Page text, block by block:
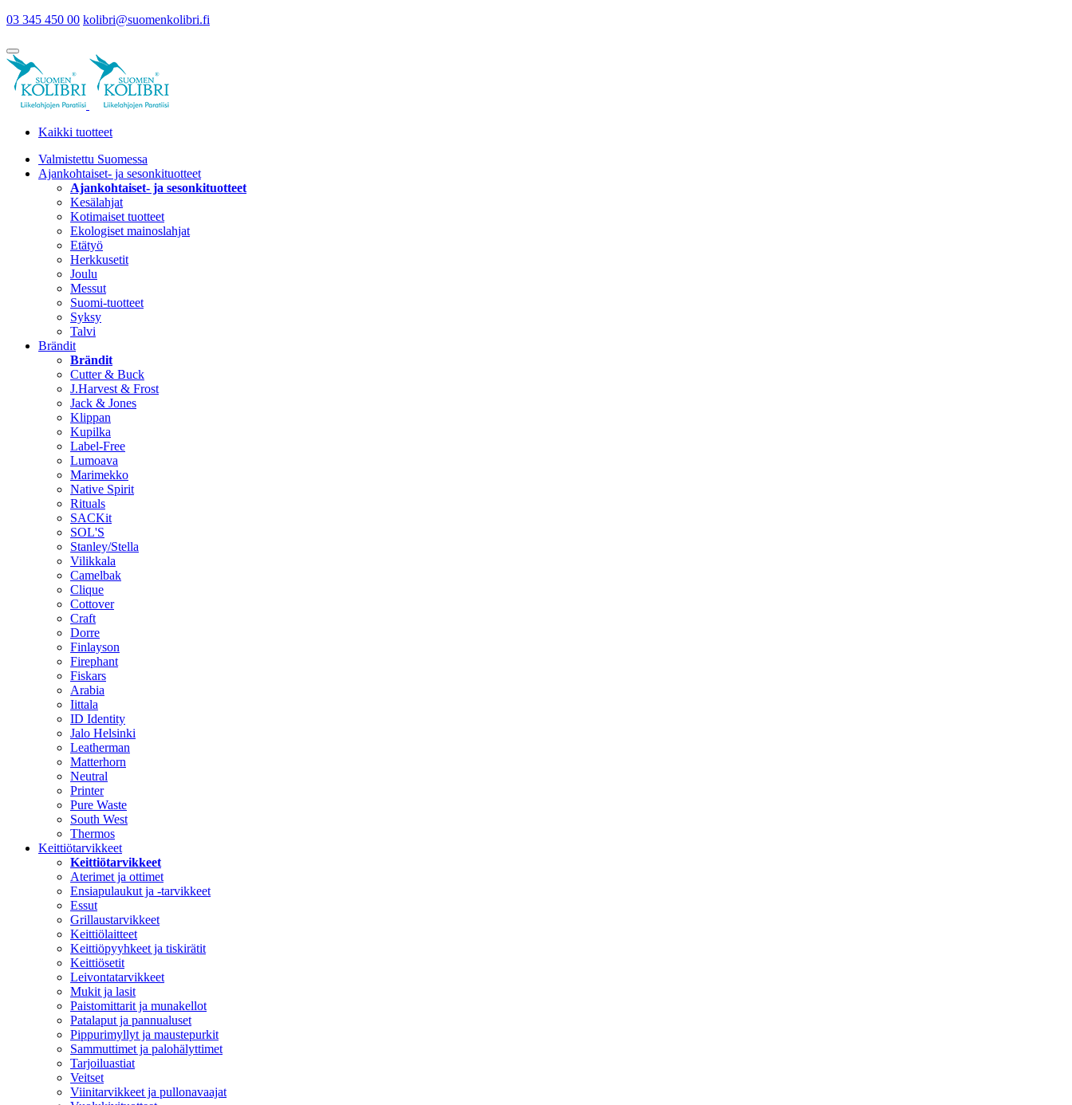
03 345 450 00 kolibri@suomenkolibri.fi
Kaikki tuotteet
Valmistettu Suomessa
Ajankohtaiset- ja sesonkituotteet
Ajankohtaiset- ja sesonkituotteet
Kesälahjat
Kotimaiset tuotteet
Ekologiset mainoslahjat
Etätyö
Herkkusetit
Joulu
Messut
Suomi-tuotteet
Syksy
Talvi
Brändit
Brändit
Cutter & Buck
J.Harvest & Frost
Jack & Jones
Klippan
Kupilka
Label-Free
Lumoava
Marimekko
Native Spirit
Rituals
SACKit
SOL'S
Stanley/Stella
Vilikkala
Camelbak
Clique
Cottover
Craft
Dorre
Finlayson
Firephant
Fiskars
Arabia
Iittala
ID Identity
Jalo Helsinki
Leatherman
Matterhorn
Neutral
Printer
Pure Waste
South West
Thermos
Keittiötarvikkeet
Keittiötarvikkeet
Aterimet ja ottimet
Ensiapulaukut ja -tarvikkeet
Essut
Grillaustarvikkeet
Keittiölaitteet
Keittiöpyyhkeet ja tiskirätit
Keittiösetit
Leivontatarvikkeet
Mukit ja lasit
Paistomittarit ja munakellot
Patalaput ja pannualuset
Pippurimyllyt ja maustepurkit
Sammuttimet ja palohälyttimet
Tarjoiluastiat
Veitset
Viinitarvikkeet ja pullonavaajat